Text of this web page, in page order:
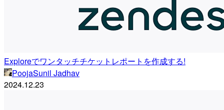
Exploreでワンタッチチケットレポートを作成する!
PoojaSunil Jadhav
2024.12.23